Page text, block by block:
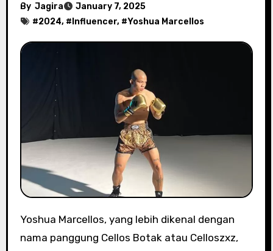
By Jagira
January 7, 2025
#2024, #Influencer, #Yoshua Marcellos
Yoshua Marcellos, yang lebih dikenal dengan
nama panggung Cellos Botak atau Celloszxz,